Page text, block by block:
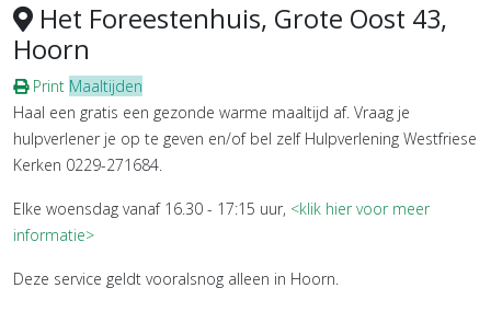
Het Foreestenhuis, Grote Oost 43,
Hoorn
Print Maaltijden
Haal een gratis een gezonde warme maaltijd af. Vraag je
hulpverlener je op te geven en/of bel zelf Hulpverlening Westfriese
Kerken 0229-271684.
Elke woensdag vanaf 16.30 - 17:15 uur, <klik hier voor meer
informatie>
Deze service geldt vooralsnog alleen in Hoorn.